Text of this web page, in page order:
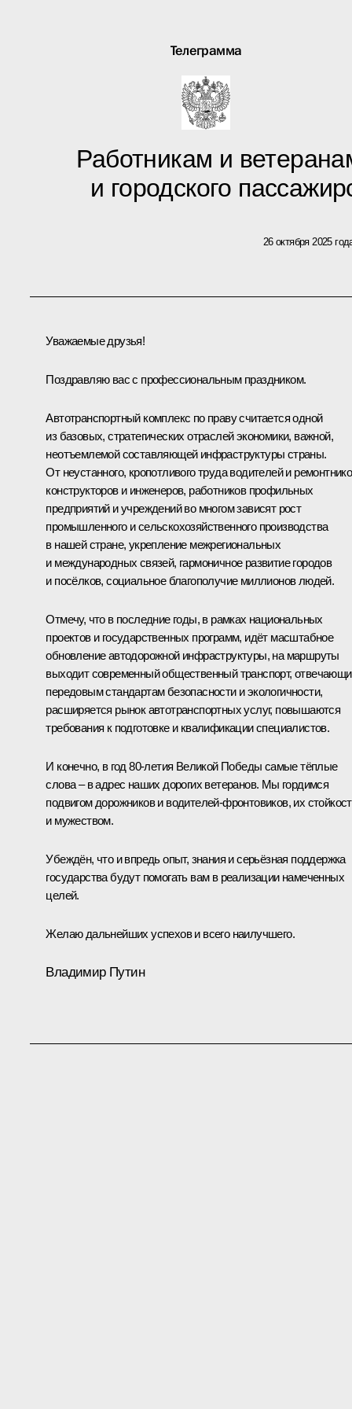
Телеграмма
Работникам и
и городского
26 октября 2025
Уважаемые друзья!
Поздравляю вас с профессиональным праздником.
Автотранспортный комплекс по праву считается одной
из базовых, стратегических отраслей экономики, важной,
неотъемлемой составляющей инфраструктуры страны.
От неустанного, кропотливого труда водителей и
конструкторов и инженеров, работников профильных
предприятий и учреждений во многом зависят рост
промышленного и сельскохозяйственного производства
в нашей стране, укрепление межрегиональных
и международных связей, гармоничное развитие городов
и посёлков, социальное благополучие миллионов людей.
Отмечу, что в последние годы, в рамках национальных
проектов и государственных программ, идёт масштабное
обновление автодорожной инфраструктуры, на маршруты
выходит современный общественный транспорт,
передовым стандартам безопасности и экологичности,
расширяется рынок автотранспортных услуг, повышаются
требования к подготовке и квалификации специалистов.
И конечно, в год 80-летия Великой Победы самые тёплые
слова ‒ в адрес наших дорогих ветеранов. Мы гордимся
подвигом дорожников и водителей-фронтовиков, их
и мужеством.
Убеждён, что и впредь опыт, знания и серьёзная поддержка
государства будут помогать вам в реализации намеченных
целей.
Желаю дальнейших успехов и всего наилучшего.
Владимир Путин